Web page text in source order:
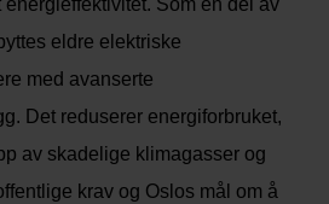
Som en del av
eldre elektriske
med avanserte
Det reduserer energiforbruket,
av skadelige klimagasser og
krav og Oslos mål om å